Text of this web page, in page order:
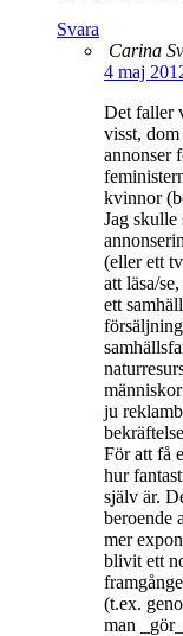
Svara
Carina
4 maj
Det faller
visst,
annonser
kvinnor
Jag skulle
(eller ett
att läsa/
ett
ju
För att få
hur
själv är.
beroende
mer
blivit ett
(t.ex.
man